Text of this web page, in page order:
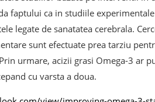
faptului ca in studiile
legate de sanatatea cerebrala.
sunt efectuate prea tarziu
urmare, acizii grasi Omega-3 ar
cu varsta a doua.